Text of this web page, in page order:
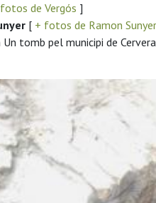
de Vergós ]
[ + fotos de Ramon
tomb pel municipi de Cervera